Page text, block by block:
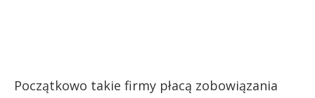
Początkowo takie firmy płacą zobowiązania